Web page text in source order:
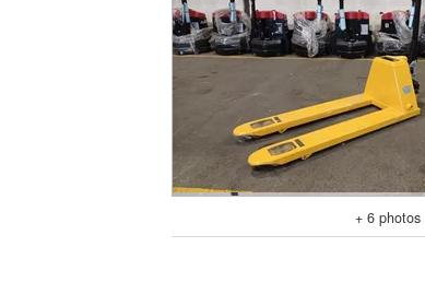
+ 6 photos